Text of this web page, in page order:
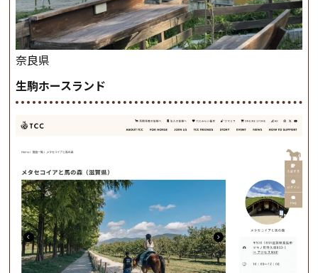
奈良県
生駒ホースランド